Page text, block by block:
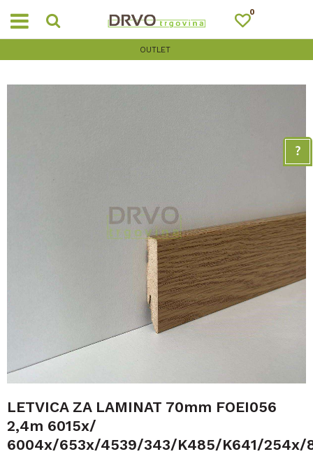
0
OUTLET
LETVICA ZA LAMINAT 70mm FOEI056
2,4m 6015x/
6004x/653x/4539/343/K485/K641/